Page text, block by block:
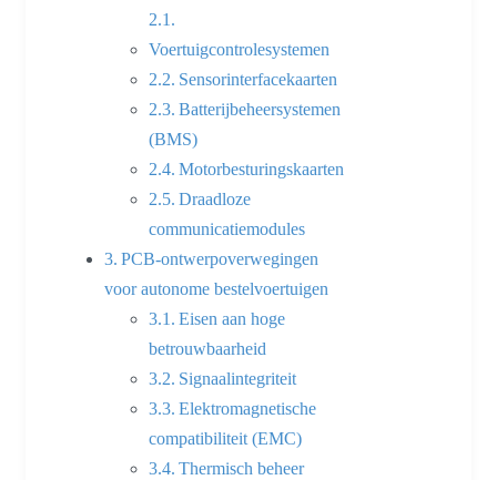
Voertuigcontrolesystemen
Sensorinterfacekaarten
Batterijbeheersystemen
(BMS)
Motorbesturingskaarten
Draadloze
communicatiemodules
PCB-ontwerpoverwegingen
voor autonome bestelvoertuigen
Eisen aan hoge
betrouwbaarheid
Signaalintegriteit
Elektromagnetische
compatibiliteit (EMC)
Thermisch beheer